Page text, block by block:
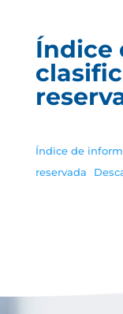
Índice
Índice de
reservada